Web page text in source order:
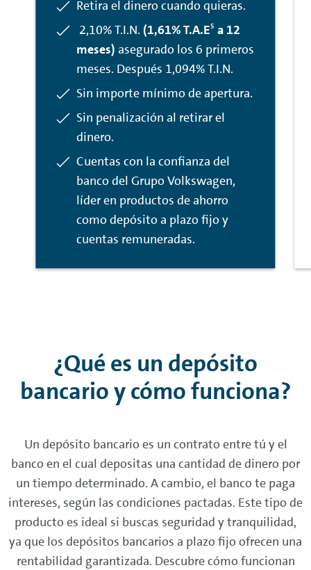
Incluido:
Retira el dinero cuando quieras.
Incluido:
2,10% T.I.N. (1,61% T.A.E5 a 12
meses) asegurado los 6 primeros
meses. Después 1,094% T.I.N.
Incluido:
Sin importe mínimo de apertura.
Incluido:
Sin penalización al retirar el
dinero.
Incluido:
Cuentas con la confianza del
banco del Grupo Volkswagen,
líder en productos de ahorro
como depósito a plazo fijo y
cuentas remuneradas.
¿Qué es un depósito
bancario y cómo funciona?
Un depósito bancario es un contrato entre tú y el
banco en el cual depositas una cantidad de dinero por
un tiempo determinado. A cambio, el banco te paga
intereses, según las condiciones pactadas. Este tipo de
producto es ideal si buscas seguridad y tranquilidad,
ya que los depósitos bancarios a plazo fijo ofrecen una
rentabilidad garantizada. Descubre cómo funcionan